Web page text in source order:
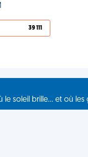
39 111
le soleil brille... et où